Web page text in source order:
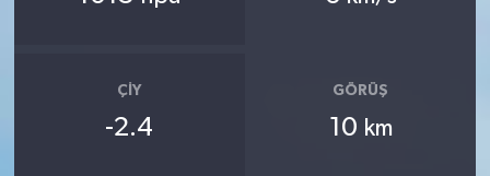
ÇIY
-2.4
GÖRÜŞ
10 km